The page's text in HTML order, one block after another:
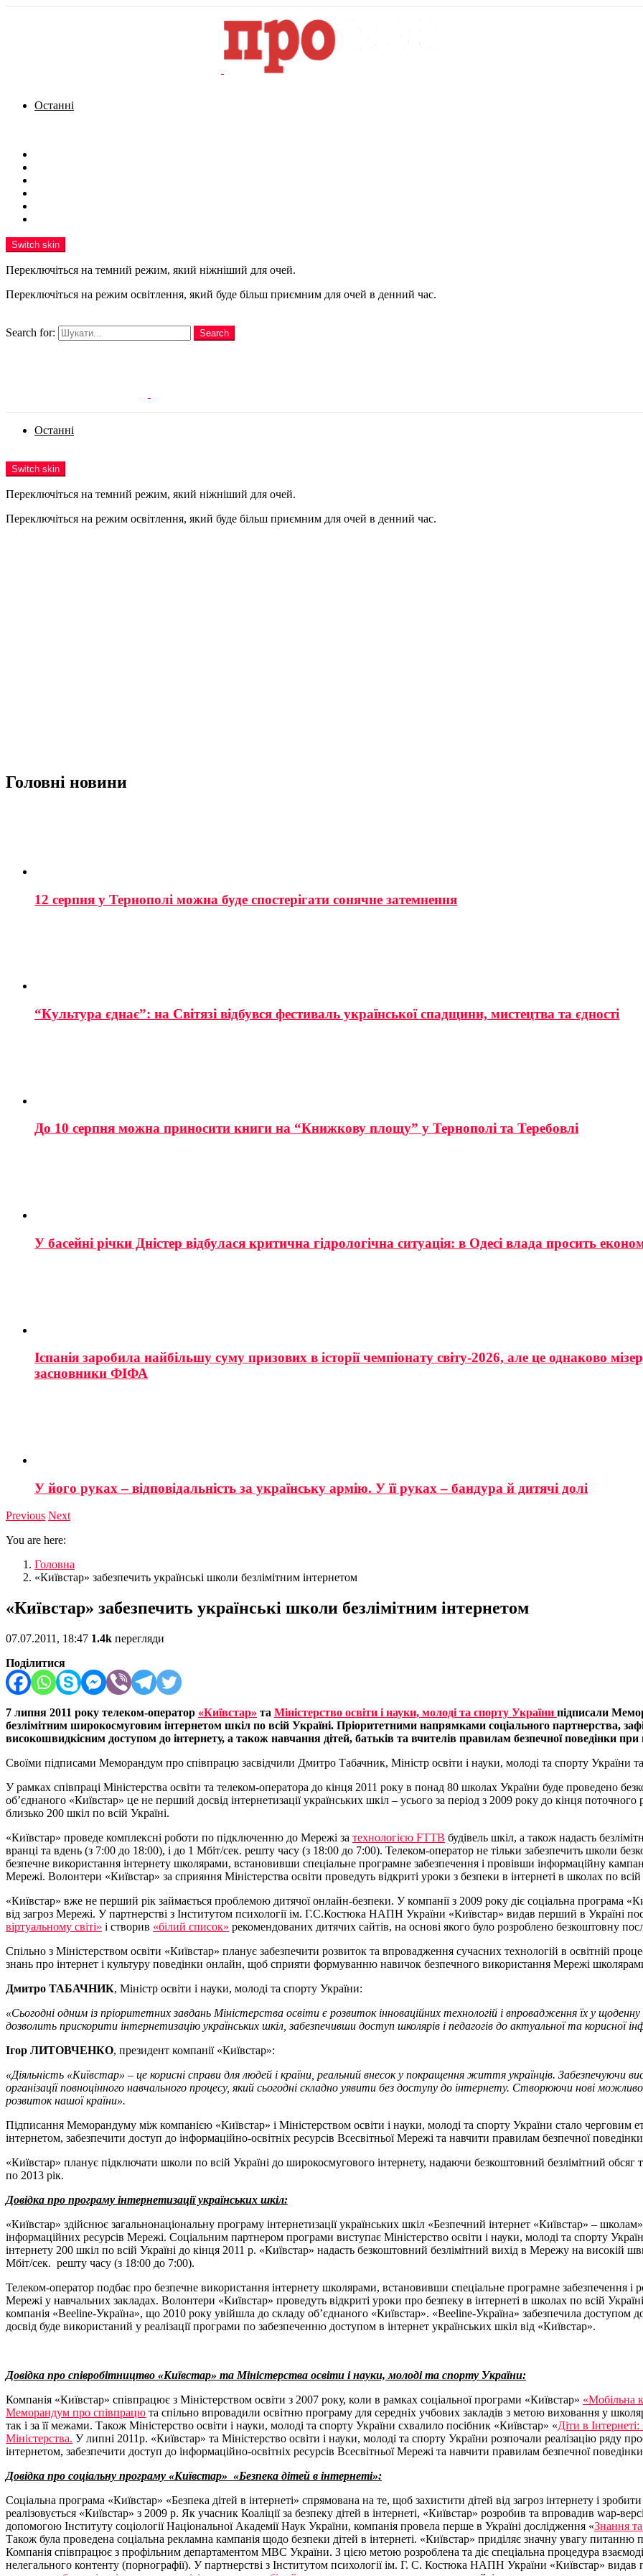
Останні
Switch skin
Переключіться на темний режим, який ніжніший для очей.
Переключіться на режим освітлення, який буде більш приємним для очей в денний час.
Search for:
Search
Останні
Switch skin
Переключіться на темний режим, який ніжніший для очей.
Переключіться на режим освітлення, який буде більш приємним для очей в денний час.
Головні новини
12 серпня у Тернополі можна буде спостерігати сонячне затемнення
“Культура єднає”: на Світязі відбувся фестиваль української спадщини, мистецтва та єдності
До 10 серпня можна приносити книги на “Книжкову площу” у Тернополі та Теребовлі
У басейні річки Дністер відбулася критична гідрологічна ситуація: в Одесі влада просить
Іспанія заробила найбільшу суму призових в історії чемпіонату світу-2026, але це однаково
засновники ФІФА
У його руках – відповідальність за українську армію. У її руках – бандура й дитячі долі
Previous Next
You are here:
Головна
«Київстар» забезпечить українські школи безлімітним інтернетом
«Київстар» забезпечить українські школи безлімітним інтернетом
07.07.2011, 18:47 1.4k перегляди
Поділитися
7 липня 2011 року телеком-оператор «Київстар» та Міністерство освіти і науки, молоді та спорту України підписали
безлімітним широкосмуговим інтернетом шкіл по всій Україні. Пріоритетними напрямками соціального партнерства,
високошвидкісним доступом до інтернету, а також навчання дітей, батьків та вчителів правилам безпечної поведінки
Своїми підписами Меморандум про співпрацю засвідчили Дмитро Табачник, Міністр освіти і науки, молоді та спорту України
У рамках співпраці Міністерства освіти та телеком-оператора до кінця 2011 року в понад 80 школах України буде проведено
об’єднаного «Київстар» це не перший досвід інтернетизації українських шкіл – усього за період з 2009 року до кінця
близько 200 шкіл по всій Україні.
«Київстар» проведе комплексні роботи по підключенню до Мережі за технологією FTTB будівель шкіл, а також надасть
вранці та вдень (з 7:00 до 18:00), і до 1 Мбіт/сек. решту часу (з 18:00 до 7:00). Телеком-оператор не тільки забезпечить школи
безпечне використання інтернету школярами, встановивши спеціальне програмне забезпечення і провівши інформаційну
Мережі. Волонтери «Київстар» за сприяння Міністерства освіти проведуть відкриті уроки з безпеки в інтернеті в школах по всій
«Київстар» вже не перший рік займається проблемою дитячої онлайн-безпеки. У компанії з 2009 року діє соціальна програма
від загроз Мережі. У партнерстві з Інститутом психології ім. Г.С.Костюка НАПН України «Київстар» видав перший в Україні
віртуальному світі» і створив «білий список» рекомендованих дитячих сайтів, на основі якого було розроблено безкоштовну
Спільно з Міністерством освіти «Київстар» планує забезпечити розвиток та впровадження сучасних технологій в освітній
знань про інтернет і культуру поведінки онлайн, щоб сприяти формуванню навичок безпечного використання Мережі
Дмитро ТАБАЧНИК, Міністр освіти і науки, молоді та спорту України:
«Сьогодні одним із пріоритетних завдань Міністерства освіти є розвиток інноваційних технологій і впровадження їх у
дозволить прискорити інтернетизацію українських шкіл, забезпечивши доступ школярів і педагогів до актуальної та
Ігор ЛИТОВЧЕНКО, президент компанії «Київстар»:
«Діяльність «Київстар» – це корисні справи для людей і країни, реальний внесок у покращення життя українців. Забезпечуючи
організації повноцінного навчального процесу, який сьогодні складно уявити без доступу до інтернету. Створюючи нові
розвиток нашої країни».
Підписання Меморандуму між компанією «Київстар» і Міністерством освіти і науки, молоді та спорту України стало черговим
інтернетом, забезпечити доступ до інформаційно-освітніх ресурсів Всесвітньої Мережі та навчити правилам безпечної поведінки
«Київстар» планує підключати школи по всій Україні до широкосмугового інтернету, надаючи безкоштовний безлімітний
по 2013 рік.
Довідка про програму інтернетизації українських шкіл:
«Київстар» здійснює загальнонаціональну програму інтернетизації українських шкіл «Безпечний інтернет «Київстар» –
інформаційних ресурсів Мережі. Соціальним партнером програми виступає Міністерство освіти і науки, молоді та спорту
інтернету 200 шкіл по всій Україні до кінця 2011 р. «Київстар» надасть безкоштовний безлімітний вихід в Мережу на високій
Мбіт/сек. решту часу (з 18:00 до 7:00).
Телеком-оператор подбає про безпечне використання інтернету школярами, встановивши спеціальне програмне забезпечення і
Мережі у навчальних закладах. Волонтери «Київстар» проведуть відкриті уроки про безпеку в інтернеті в школах по всій
компанія «Beeline-Україна», що 2010 року увійшла до складу об’єднаного «Київстар». «Beeline-Україна» забезпечила
досвід буде використаний у реалізації програми по забезпеченню доступом в інтернет українських шкіл від «Київстар».
Довідка про співробітництво «Київстар» та Міністерства освіти і науки, молоді та спорту України:
Компанія «Київстар» співпрацює з Міністерством освіти з 2007 року, коли в рамках соціальної програми «Київстар» «Мобільна
Меморандум про співпрацю та спільно впровадили освітню програму для середніх учбових закладів з метою виховання у
так і за її межами. Також Міністерство освіти і науки, молоді та спорту України схвалило посібник «Київстар» «Діти в
Міністерства. У липні 2011р. «Київстар» та Міністерство освіти і науки, молоді та спорту України розпочали реалізацію ряду
інтернетом, забезпечити доступ до інформаційно-освітніх ресурсів Всесвітньої Мережі та навчити правилам безпечної поведінки
Довідка про соціальну програму «Київстар» «Безпека дітей в інтернеті»:
Соціальна програма «Київстар» «Безпека дітей в інтернеті» спрямована на те, щоб захистити дітей від загроз інтернету і
реалізовується «Київстар» з 2009 р. Як учасник Коаліції за безпеку дітей в інтернеті, «Київстар» розробив та впровадив wap-
допомогою Інституту соціології Національної Академії Наук України, компанія провела перше в Україні дослідження «Знання
Також була проведена соціальна рекламна кампанія щодо безпеки дітей в інтернеті. «Київстар» приділяє значну увагу
Компанія співпрацює з профільним департаментом МВС України. З цією метою розроблена та діє спеціальна процедура
нелегального контенту (порнографії). У партнерстві з Інститутом психології ім. Г. С. Костюка НАПН України «Київстар» видав